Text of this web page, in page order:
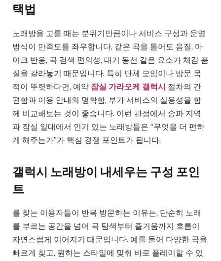
택법
노래방을 고를 때는 분위기만큼이나 서비스 구성과 운영
방식이 만족도를 좌우합니다. 같은 곡을 틀어도 음질, 마
이크 반응, 곡 검색 편의성, 대기 동선 같은 요소가 체감 품
질을 갈라놓기 때문입니다. 특히 단체 모임이나 방문 목
적이 뚜렷하다면, 예약 잠실 가라오케 갤럭시 절차의 간
편함과 이용 안내의 명확함, 부가 서비스의 실용성을 함
께 비교해보는 것이 좋습니다. 이런 관점에서 송파 지역
과 잠실 일대에서 인기 있는 노래방들은 “무엇을 더 편하
게 해주는가”가 핵심 경쟁 포인트가 됩니다.
갤럭시 노래방이 내세우는 구성 포인
트
를 찾는 이용자들이 반복 방문하는 이유는, 단순히 노래
를 부르는 공간을 넘어 곡 탐색부터 즐거움까지 흐름이
자연스럽게 이어지기 때문입니다. 예를 들어 다양한 곡을
빠르게 찾고, 원하는 스타일에 맞춰 바로 플레이할 수 있